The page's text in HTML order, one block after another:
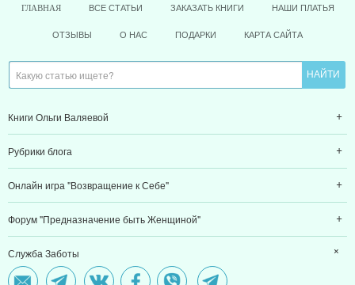
ГЛАВНАЯ ВСЕ СТАТЬИ ЗАКАЗАТЬ КНИГИ НАШИ ПЛАТЬЯ
ОТЗЫВЫ О НАС ПОДАРКИ КАРТА САЙТА
Книги Ольги Валяевой
Рубрики блога
Онлайн игра "Возвращение к Себе"
Форум "Предназначение быть Женщиной"
Служба Заботы